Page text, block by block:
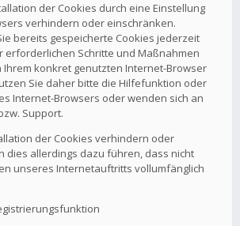
der Cookies durch eine Einstellung
verhindern oder einschränken.
bereits gespeicherte Cookies jederzeit
erforderlichen Schritte und Maßnahmen
Ihrem konkret genutzten Internet-Browser
Sie daher bitte die Hilfefunktion oder
Internet-Browsers oder wenden sich an
Support.
der Cookies verhindern oder
dies allerdings dazu führen, dass nicht
unseres Internetauftritts vollumfänglich